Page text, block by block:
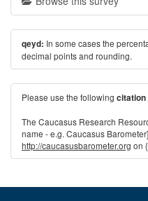
qeyd: In some cases the
decimal points and rounding.
Please use the following citation
The Caucasus Research
name - e.g. Caucasus
http://caucasusbarometer.org on